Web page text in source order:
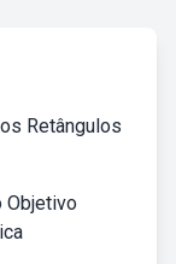
Retângulos
Objetivo